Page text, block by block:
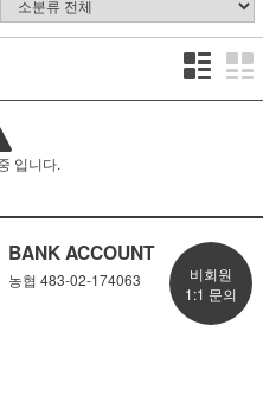
입니다.
BANK ACCOUNT
농협 483-02-174063
비회원
1:1 문의